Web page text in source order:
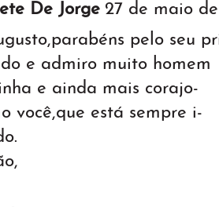
De Jorge 27 de maio de
pelo seu
e admiro muito homem
e ainda mais corajo-
você,que está sempre i-